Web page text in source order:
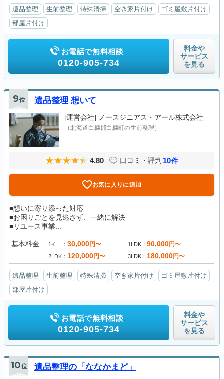
遺品整理 生前整理 特殊清掃 空き家片付け
ゴミ屋敷片付け
部屋片付け
お電話で無料相談
0120-905-734
料金や
サービス
を見る
9位 遺品整理 想いて
[運営会社] ノースジニアス・アール株式会社
（北海道白糠郡白糠町の生前整理）
4.80 口コミ・評判 10件
お気に入りに追加
■想いに寄り添った対応
■お困りごとを見逃さず、一緒に解決
■リユース事業...
基本料金 1K 30,000円〜 1LDK 90,000円〜
2LDK 120,000円〜 3LDK 180,000円〜
遺品整理 生前整理 特殊清掃 空き家片付け
ゴミ屋敷片付け
部屋片付け
お電話で無料相談
0120-905-734
料金や
サービス
を見る
10位 遺品整理の「ななかまど」